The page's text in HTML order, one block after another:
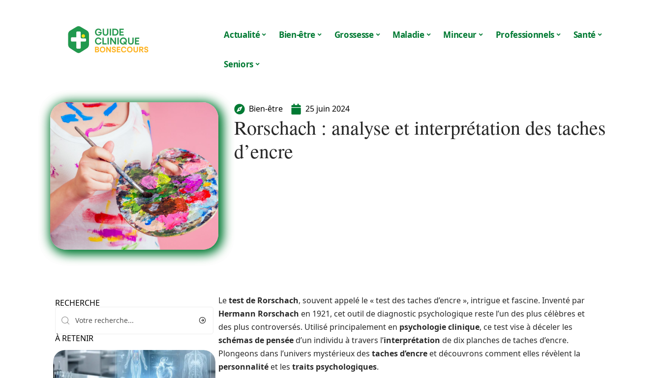
Actualité Bien-être Grossesse Maladie Minceur Professionnels Santé
Seniors
Bien-être 25 juin 2024
Rorschach : analyse et interprétation des taches
d’encre
RECHERCHE
À RETENIR
Letest de Rorschach, souvent appelé le « test des taches d’encre », intrigue et fascine. Inventé par
Hermann Rorschach en 1921, cet outil de diagnostic psychologique reste l’un des plus célèbres et
des plus controversés. Utilisé principalement en psychologie clinique, ce test vise à déceler les
schémas de penséed’un individu à travers l’interprétation de dix planches de taches d’encre.
Plongeons dans l’univers mystérieux des taches d’encre et découvrons comment elles révèlent la
personnalité et les traits psychologiques.